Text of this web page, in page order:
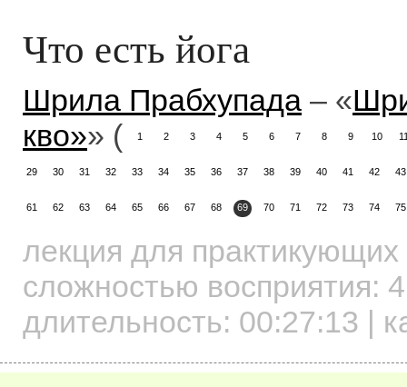
Что есть йога
Шрила Прабхупада – «
кво»» ( 1 2 3 4 5 6 7 8 9 10
29 30 31 32 33 34 35 36 37 38 39 40 41 42 43
61 62 63 64 65 66 67 68 69 70 71 72 73 74 75
лекция для практикующих
сложностью восприятия: 4
длительность: 00:27:13 |